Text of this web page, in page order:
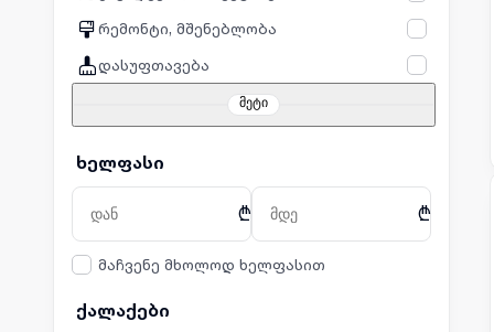
რემონტი, მშენებლობა
დასუფთავება
მეტი
ხელფასი
₾ ₾
მაჩვენე მხოლოდ ხელფასით
ქალაქები